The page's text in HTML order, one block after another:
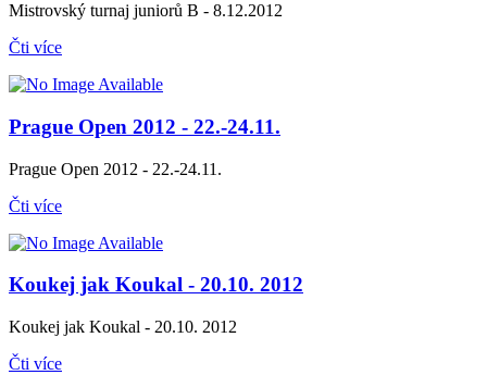
Mistrovský turnaj juniorů B - 8.12.2012
Čti více
Prague Open 2012 - 22.-24.11.
Prague Open 2012 - 22.-24.11.
Čti více
Koukej jak Koukal - 20.10. 2012
Koukej jak Koukal - 20.10. 2012
Čti více